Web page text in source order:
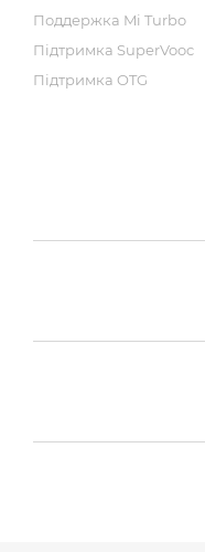
Поддержка Mi Turbo
Підтримка SuperVooc
Підтримка OTG